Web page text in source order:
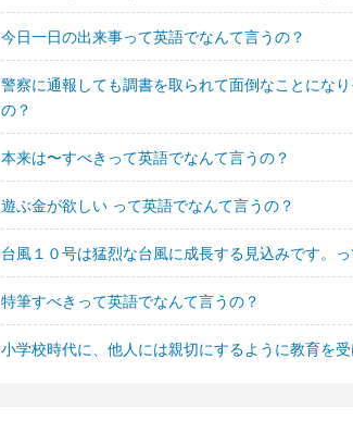
今日一日の出来事って英語でなんて言うの？
警察に通報しても調書を取られて面倒なことにな
の？
本来は〜すべきって英語でなんて言うの？
遊ぶ金が欲しい って英語でなんて言うの？
台風１０号は猛烈な台風に成長する見込みです。
特筆すべきって英語でなんて言うの？
小学校時代に、他人には親切にするように教育を